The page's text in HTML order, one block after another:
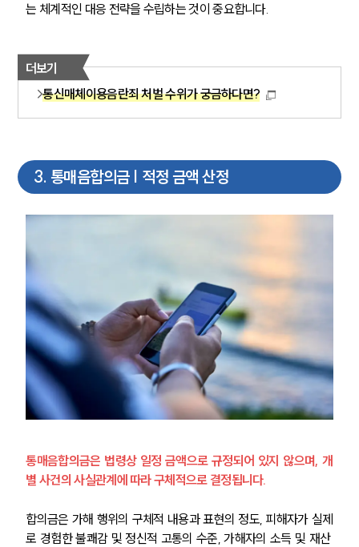
는 체계적인 대응 전략을 수립하는 것이 중요합니다.
더보기
통신매체이용음란죄 처벌 수위가 궁금하다면?
3. 통매음합의금 | 적정 금액 산정
통매음합의금은 법령상 일정 금액으로 규정되어 있지 않으며, 개
별 사건의 사실관계에 따라 구체적으로 결정됩니다.
합의금은 가해 행위의 구체적 내용과 표현의 정도, 피해자가 실제
로 경험한 불쾌감 및 정신적 고통의 수준, 가해자의 소득 및 재산